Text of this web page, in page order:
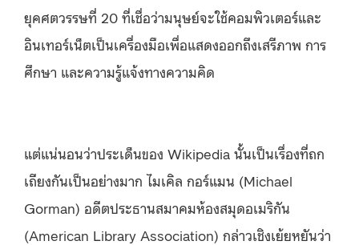
ยุคศตวรรษที่ 20 ที่เชื่อว่ามนุษย์จะใช้คอมพิวเตอร์และ
อินเทอร์เน็ตเป็นเครื่องมือเพื่อแสดงออกถึงเสรีภาพ การ
ศึกษา และความรู้แจ้งทางความคิด
แต่แน่นอนว่าประเด็นของ Wikipedia นั้นเป็นเรื่องที่ถก
เถียงกันเป็นอย่างมาก ไมเคิล กอร์แมน (Michael
Gorman) อดีตประธานสมาคมห้องสมุดอเมริกัน
(American Library Association) กล่าวเชิงเย้ยหยันว่า